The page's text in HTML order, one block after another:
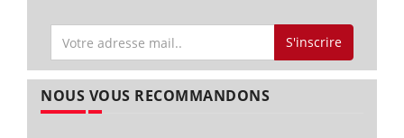
S'inscrire
NOUS VOUS RECOMMANDONS